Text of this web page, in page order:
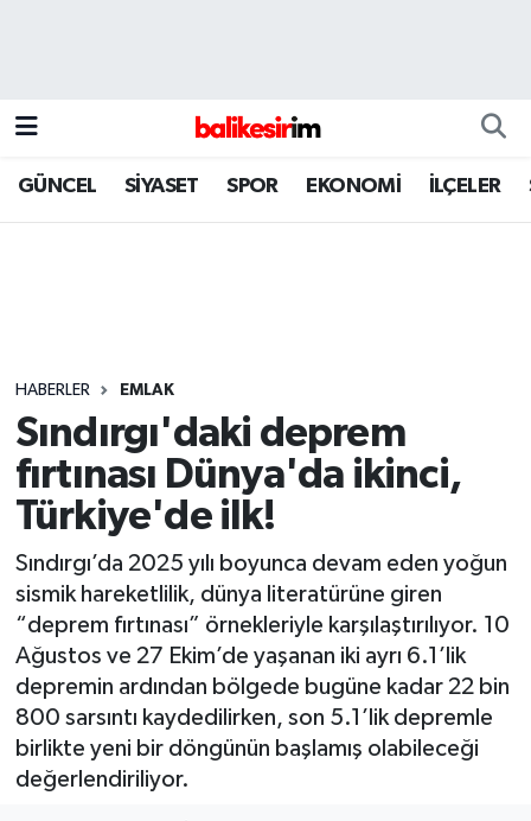
GÜNCEL SİYASET SPOR EKONOMİ İLÇELER
HABERLER EMLAK
Sındırgı'daki deprem
fırtınası Dünya'da ikinci,
Türkiye'de ilk!
Sındırgı’da 2025 yılı boyunca devam eden yoğun
sismik hareketlilik, dünya literatürüne giren
“deprem fırtınası” örnekleriyle karşılaştırılıyor. 10
Ağustos ve 27 Ekim’de yaşanan iki ayrı 6.1’lik
depremin ardından bölgede bugüne kadar 22 bin
800 sarsıntı kaydedilirken, son 5.1’lik depremle
birlikte yeni bir döngünün başlamış olabileceği
değerlendiriliyor.